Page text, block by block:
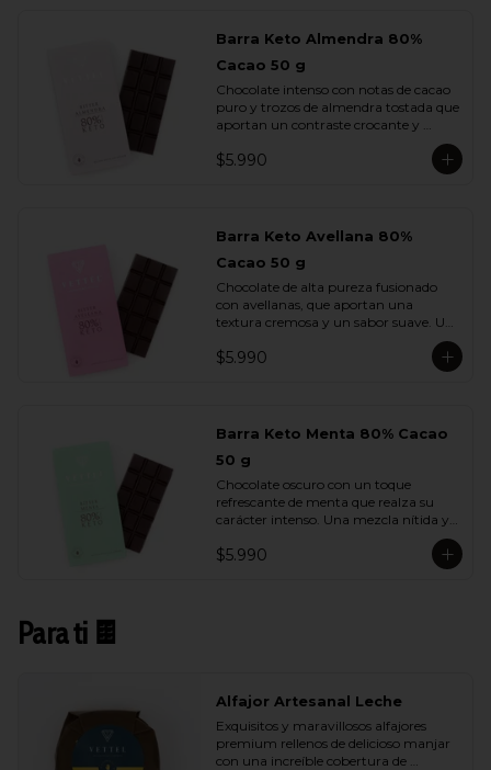
Barra Keto Almendra 80%
Cacao 50 g
Chocolate intenso con notas de cacao
puro y trozos de almendra tostada que
aportan un contraste crocante y
equilibrada entre potencia y sutileza.
$5.990
Barra Keto Avellana 80%
Cacao 50 g
Chocolate de alta pureza fusionado
con avellanas, que aportan una
textura cremosa y un sabor suave. Un
equilibrio natural entre la fuerza del
cacao y la redondez de la nuez.
$5.990
Barra Keto Menta 80% Cacao
50 g
Chocolate oscuro con un toque
refrescante de menta que realza su
carácter intenso. Una mezcla nítida y
vibrante que aporta frescura sin restar
profundidad al cacao.
$5.990
Para ti 🍫
Alfajor Artesanal Leche
Exquisitos y maravillosos alfajores
premium rellenos de delicioso manjar
con una increíble cobertura de